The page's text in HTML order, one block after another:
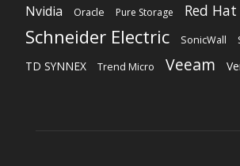
Nvidia
Oracle Pure Storage Red Hat
Schneider Electric SonicWall
TD SYNNEX Trend Micro Veeam